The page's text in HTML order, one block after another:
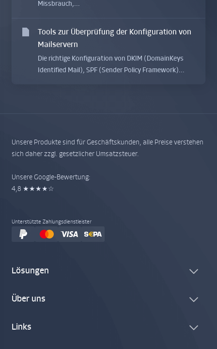
Missbrauch,...
Tools zur Überprüfung der Konfiguration von
Mailservern
Die richtige Konfiguration von DKIM (DomainKeys
Identified Mail), SPF (Sender Policy Framework)...
Unsere Produkte sind für Geschäftskunden, alle Preise verstehen
sich daher zzgl. gesetzlicher Umsatzsteuer.
Unsere Google-Bewertung:
4,8 ★★★★☆
Unterstützte Zahlungsdienstleister
Lösungen
Über uns
Links